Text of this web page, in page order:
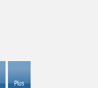
Plus